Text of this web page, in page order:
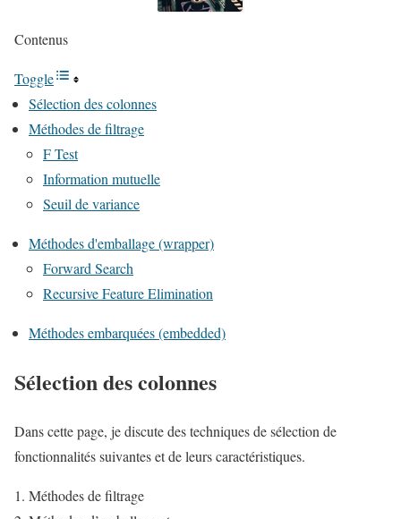
Contenus
Toggle
Sélection des colonnes
Méthodes de filtrage
F Test
Information mutuelle
Seuil de variance
Méthodes d'emballage (wrapper)
Forward Search
Recursive Feature Elimination
Méthodes embarquées (embedded)
Sélection des colonnes
Dans cette page, je discute des techniques de sélection de
fonctionnalités suivantes et de leurs caractéristiques.
Méthodes de filtrage